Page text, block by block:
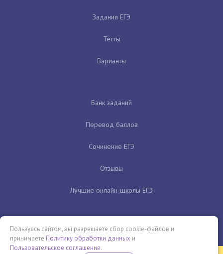
Задания ЕГЭ
Тесты
Варианты
Банк заданий
Перевод баллов
Сочинение ЕГЭ
Отзывы
Лучшие онлайн-школы ЕГЭ
Пользуясь сайтом, вы разрешаете сбор cookie-файлов и
принимаете Политику обработки данных и
Пользовательское соглашение.